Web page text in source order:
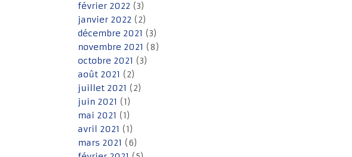
février 2022 (3)
janvier 2022 (2)
décembre 2021 (3)
novembre 2021 (8)
octobre 2021 (3)
août 2021 (2)
juillet 2021 (2)
juin 2021 (1)
mai 2021 (1)
avril 2021 (1)
mars 2021 (6)